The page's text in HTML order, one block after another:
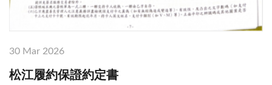
30 Mar 2026
松江履約保證約定書